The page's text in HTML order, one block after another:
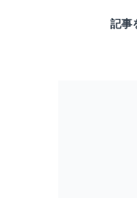
記事